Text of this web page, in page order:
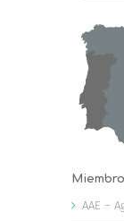
AAE –